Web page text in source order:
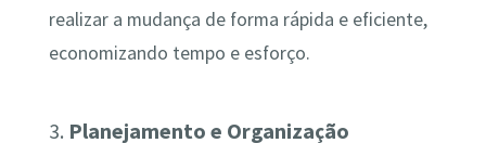
realizar a mudança de forma rápida e eficiente,
economizando tempo e esforço.
3. Planejamento e Organização